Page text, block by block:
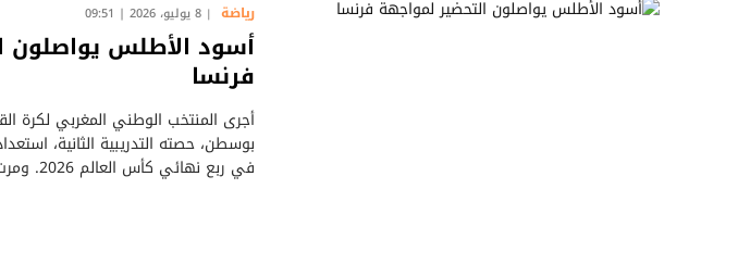
رياضة 8 يوليو، 2026 | 09:51
أسود الأطلس يواصلون
فرنسا
أجرى المنتخب الوطني المغربي لكرة
بوسطن، حصته التدريبية الثانية،
في ربع نهائي كأس العالم 2026. ومرت الحصة التدريبية…